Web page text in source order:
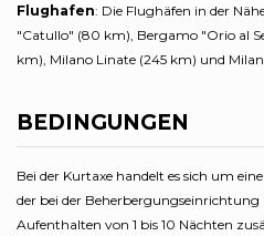
Flughafen: Die Flughäfen in der
"Catullo" (80 km), Bergamo "Orio al
km), Milano Linate (245 km) und
BEDINGUNGEN
Bei der Kurtaxe handelt es sich um
der bei der Beherbergungseinrichtung
Aufenthalten von 1 bis 10 Nächten